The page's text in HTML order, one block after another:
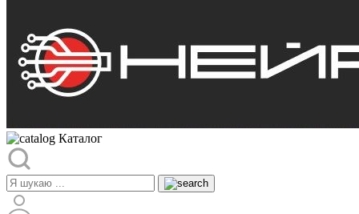
Каталог